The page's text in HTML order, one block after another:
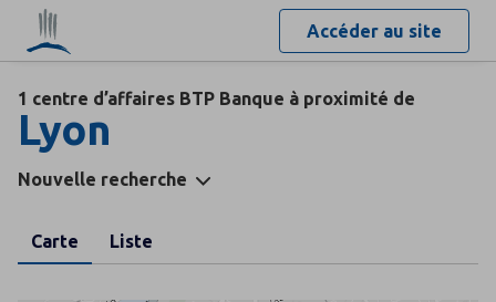
Accéder au site
1 centre d’affaires BTP Banque à proximité de
Lyon
Nouvelle recherche
Carte Liste